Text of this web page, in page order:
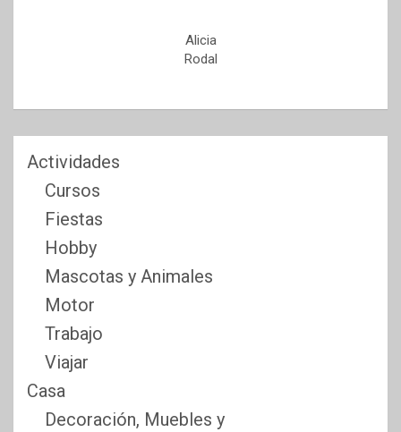
Alicia
Rodal
Actividades
Cursos
Fiestas
Hobby
Mascotas y Animales
Motor
Trabajo
Viajar
Casa
Decoración, Muebles y